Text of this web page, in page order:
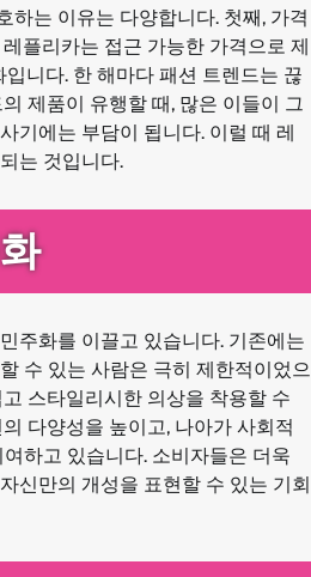
하는 이유는 다양합니다. 첫째, 가격
플리카는 접근 가능한 가격으로 제
니다. 한 해마다 패션 트렌드는 끊
제품이 유행할 때, 많은 이들이 그
기에는 부담이 됩니다. 이럴 때 레
는 것입니다.
주화를 이끌고 있습니다. 기존에는
수 있는 사람은 극히 제한적이었으
스타일리시한 의상을 착용할 수
다양성을 높이고, 나아가 사회적
하고 있습니다. 소비자들은 더욱
신만의 개성을 표현할 수 있는 기회